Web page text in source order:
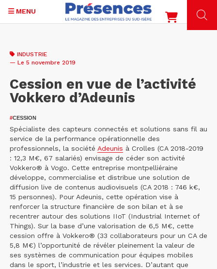
contenu
MENU
INDUSTRIE
— Le 5 novembre 2019
Cession en vue de l’activité
Vokkero d’Adeunis
#CESSION
Spécialiste des capteurs connectés et solutions sans fil au
service de la performance opérationnelle des
professionnels, la société Adeunis à Crolles (CA 2018-2019
: 12,3 M€, 67 salariés) envisage de céder son activité
Vokkero® à Vogo. Cette entreprise montpelliéraine
développe, commercialise et distribue une solution de
diffusion live de contenus audiovisuels (CA 2018 : 746 k€,
15 personnes). Pour Adeunis, cette opération vise à
renforcer la structure financière de son bilan et à se
recentrer autour des solutions IIoT (Industrial Internet of
Things). Sur la base d’une valorisation de 6,5 M€, cette
cession offre à Vokkero® (33 collaborateurs pour un CA de
5,8 M€) l’opportunité de révéler pleinement la valeur de
ses systèmes de communication pour équipes mobiles
dans le sport, l’industrie et les services. D’autant que